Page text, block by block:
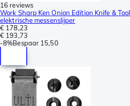
16 reviews
Work Sharp Ken Onion Edition Knife &
elektrische messenslijper
€ 178,23
€ 193,73
-8%Bespaar 15,50